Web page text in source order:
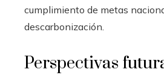
cumplimiento de metas
descarbonización.
Perspectivas